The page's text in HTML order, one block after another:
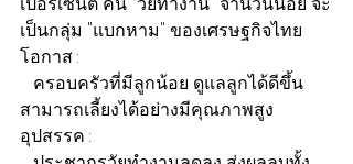
เป็นกลุ่ม "แบกหาม" ของเศรษฐกิจไทย
โอกาส :
ครอบครัวที่มีลูกน้อย ดูแลลูกได้ดีขึ้น
สามารถเลี้ยงได้อย่างมีคุณภาพสูง
อุปสรรค :